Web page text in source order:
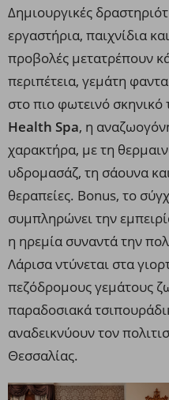
Δημιουργικές
εργαστήρια, παιχνίδια
προβολές μετατρέπουν
περιπέτεια, γεμάτη
στο πιο φωτεινό σκηνικό
Health Spa, η
χαρακτήρα, με τη
υδρομασάζ, τη σάουνα
θεραπείες. Bonus, το
συμπληρώνει την
η ηρεμία συναντά την
Λάρισα ντύνεται στα
πεζόδρομους γεμάτους
παραδοσιακά
αναδεικνύουν τον
Θεσσαλίας.